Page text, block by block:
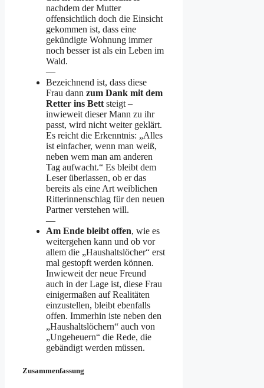
nachdem der Mutter
offensichtlich doch die Einsicht
gekommen ist, dass eine
gekündigte Wohnung immer
noch besser ist als ein Leben im
Wald.
—
Bezeichnend ist, dass diese
Frau dann zum Dank mit dem
Retter ins Bett steigt –
inwieweit dieser Mann zu ihr
passt, wird nicht weiter geklärt.
Es reicht die Erkenntnis: „Alles
ist einfacher, wenn man weiß,
neben wem man am anderen
Tag aufwacht.“ Es bleibt dem
Leser überlassen, ob er das
bereits als eine Art weiblichen
Ritterinnenschlag für den neuen
Partner verstehen will.
—
Am Ende bleibt offen, wie es
weitergehen kann und ob vor
allem die „Haushaltslöcher“ erst
mal gestopft werden können.
Inwieweit der neue Freund
auch in der Lage ist, diese Frau
einigermaßen auf Realitäten
einzustellen, bleibt ebenfalls
offen. Immerhin iste neben den
„Haushaltslöchern“ auch von
„Ungeheuern“ die Rede, die
gebändigt werden müssen.
Zusammenfassung